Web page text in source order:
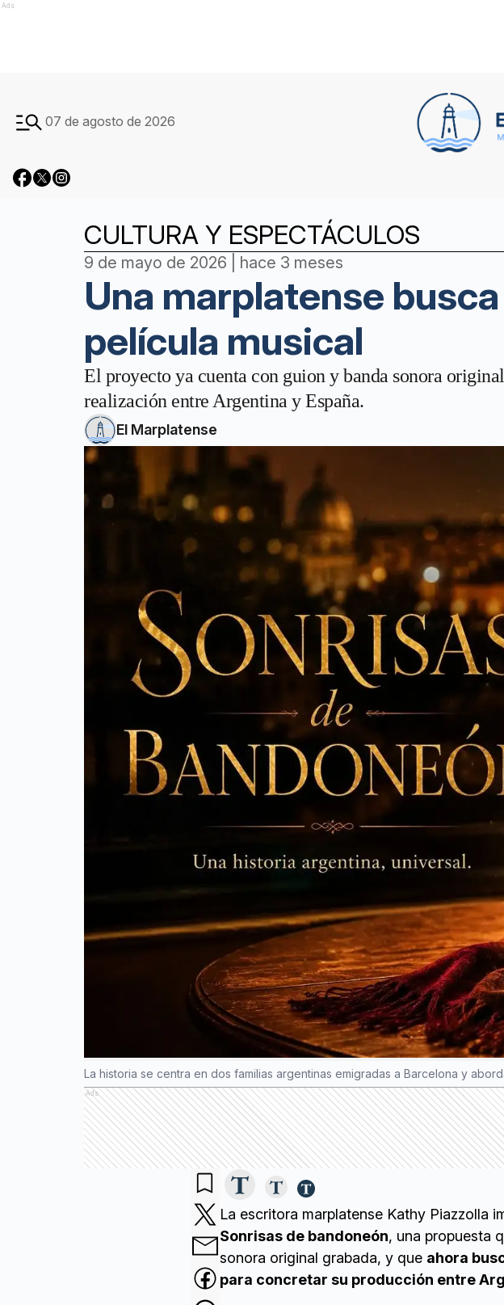
Ads
07 de agosto de 2026
CULTURA Y ESPECTÁCULOS
9 de mayo de 2026 | hace 3 meses
Una marplatense
película musical
El proyecto ya cuenta con guion y banda sonora
realización entre Argentina y España.
El Marplatense
La historia se centra en dos familias argentinas emigradas a Barcelona y
Ads
La escritora marplatense Kathy Piazzolla
Sonrisas de bandoneón, una propuesta
sonora original grabada, y que ahora
para concretar su producción entre